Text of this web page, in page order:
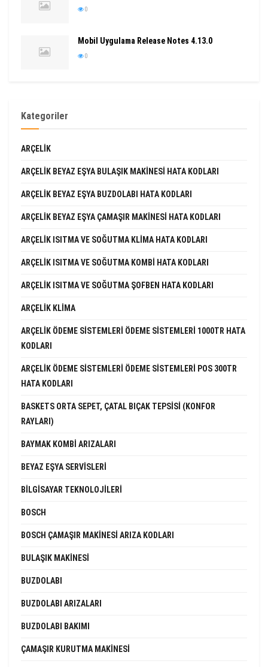
0
Mobil Uygulama Release Notes 4.13.0
0
Kategoriler
ARÇELIK
ARÇELIK BEYAZ EŞYA BULAŞIK MAKINESI HATA KODLARI
ARÇELIK BEYAZ EŞYA BUZDOLABI HATA KODLARI
ARÇELIK BEYAZ EŞYA ÇAMAŞIR MAKINESI HATA KODLARI
ARÇELIK ISITMA VE SOĞUTMA KLIMA HATA KODLARI
ARÇELIK ISITMA VE SOĞUTMA KOMBI HATA KODLARI
ARÇELIK ISITMA VE SOĞUTMA ŞOFBEN HATA KODLARI
ARÇELIK KLIMA
ARÇELIK ÖDEME SISTEMLERI ÖDEME SISTEMLERI 1000TR HATA
KODLARI
ARÇELIK ÖDEME SISTEMLERI ÖDEME SISTEMLERI POS 300TR
HATA KODLARI
BASKETS ORTA SEPET, ÇATAL BIÇAK TEPSISI (KONFOR
RAYLARI)
BAYMAK KOMBI ARIZALARI
BEYAZ EŞYA SERVISLERI
BILGISAYAR TEKNOLOJILERI
BOSCH
BOSCH ÇAMAŞIR MAKINESI ARIZA KODLARI
BULAŞIK MAKINESI
BUZDOLABI
BUZDOLABI ARIZALARI
BUZDOLABI BAKIMI
ÇAMAŞIR KURUTMA MAKINESI